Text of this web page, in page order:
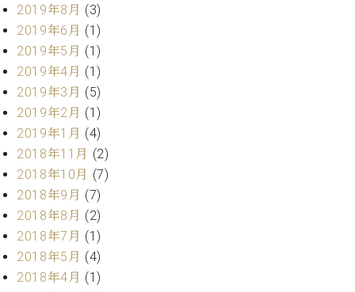
2019年8月 (3)
2019年6月 (1)
2019年5月 (1)
2019年4月 (1)
2019年3月 (5)
2019年2月 (1)
2019年1月 (4)
2018年11月 (2)
2018年10月 (7)
2018年9月 (7)
2018年8月 (2)
2018年7月 (1)
2018年5月 (4)
2018年4月 (1)